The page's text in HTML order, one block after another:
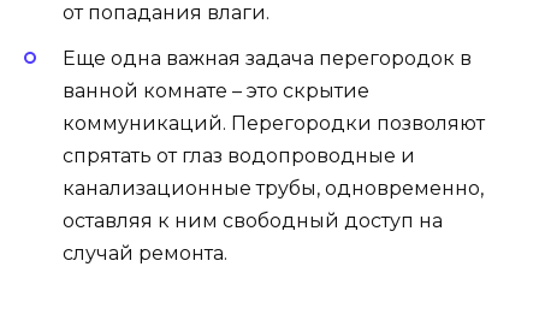
от попадания влаги.
Еще одна важная задача перегородок в
ванной комнате – это скрытие
коммуникаций. Перегородки позволяют
спрятать от глаз водопроводные и
канализационные трубы, одновременно,
оставляя к ним свободный доступ на
случай ремонта.